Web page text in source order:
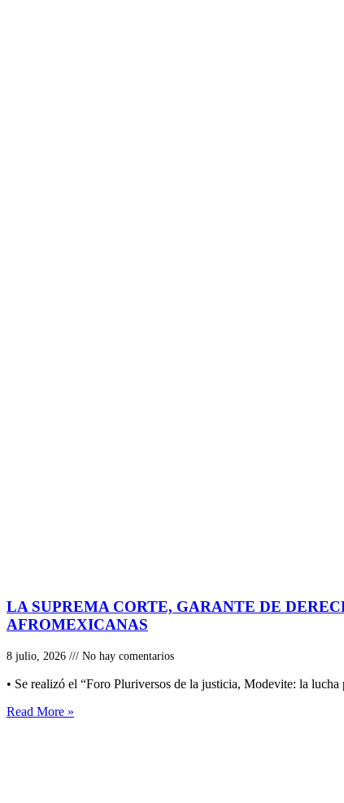
LA SUPREMA CORTE, GARANTE DE
AFROMEXICANAS
8 julio, 2026 No hay comentarios
• Se realizó el “Foro Pluriversos de la justicia, Modevite: la
Read More »